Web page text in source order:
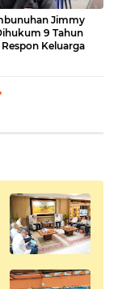
Jimmy
9 Tahun
Keluarga